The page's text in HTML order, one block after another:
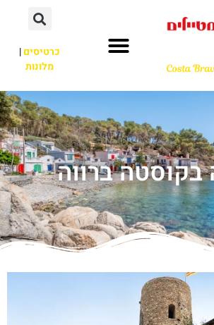
כרטיסים|
מלונות
בקוסטה ברווה